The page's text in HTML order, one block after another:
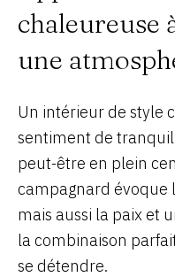
chaleureuse
une
Un intérieur de style
sentiment de
peut-être en plein
campagnard évoque
mais aussi la paix et
la combinaison
se détendre.